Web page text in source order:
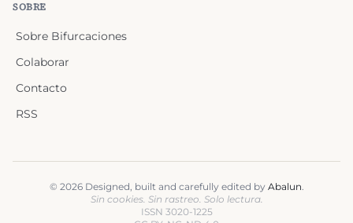
SOBRE
Sobre Bifurcaciones
Colaborar
Contacto
RSS
© 2026Designed, built and carefully edited by Abalun.
Sin cookies. Sin rastreo. Solo lectura.
ISSN 3020-1225